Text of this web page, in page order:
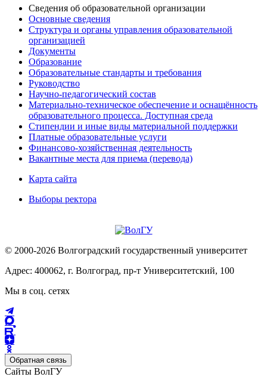
Сведения об образовательной организации
Основные сведения
Структура и органы управления образовательной
организацией
Документы
Образование
Образовательные стандарты и требования
Руководство
Научно-педагогический состав
Материально-техническое обеспечение и оснащённость
образовательного процесса. Доступная среда
Стипендии и иные виды материальной поддержки
Платные образовательные услуги
Финансово-хозяйственная деятельность
Вакантные места для приема (перевода)
Карта сайта
Выборы ректора
© 2000-2026 Волгоградский государственный университет
Адрес: 400062, г. Волгоград, пр-т Университетский, 100
Мы в соц. сетях
Обратная связь
Сайты ВолГУ